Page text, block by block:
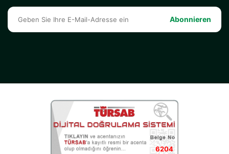
Abonnieren
6204